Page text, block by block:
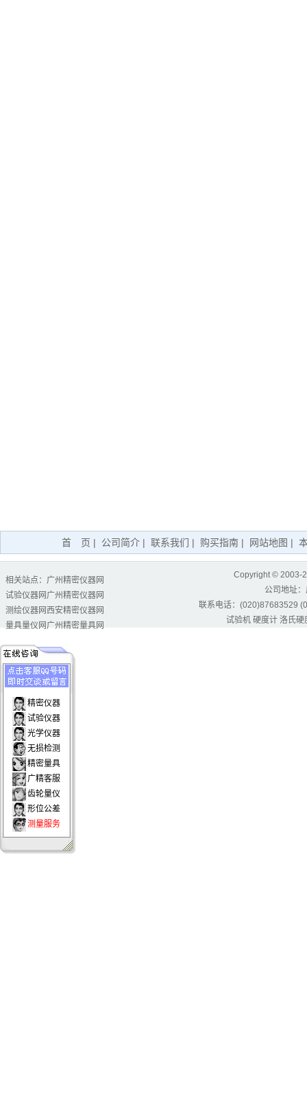
首 页 | 公司简介 | 联系我们 | 购买指南 | 网站地图 |
相关站点： 广州精密仪器网
试验仪器网 广州精密仪器网
测绘仪器网 西安精密仪器网
量具量仪网 广州精密量具网
Copyright © 2003-
公司地址
联系电话：(020)87683529
试验机 硬度计 洛氏硬
精密仪器
试验仪器
光学仪器
无损检测
精密量具
广精客服
齿轮量仪
形位公差
测量服务